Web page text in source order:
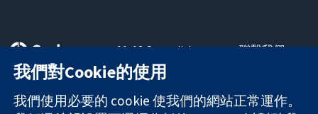
可信任實證
知情決定
更完善的健康照
11-13 Cavendish
Square
London
W1G 0AN
聯繫我們
關於我們
我們對Cookie的使用
我們使用必要的 cookie 使我們的網站正常運作。